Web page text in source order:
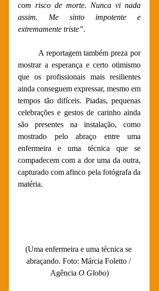
com risco de morte. Nunca vi nada
assim. Me sinto impotente e
extremamente triste”.
A reportagem também preza por
mostrar a esperança e certo otimismo
que os profissionais mais resilientes
ainda conseguem expressar, mesmo em
tempos tão difíceis. Piadas, pequenas
celebrações e gestos de carinho ainda
são presentes na instalação, como
mostrado pelo abraço entre uma
enfermeira e uma técnica que se
compadecem com a dor uma da outra,
capturado com afinco pela fotógrafa da
matéria.
(Uma enfermeira e uma técnica se
abraçando. Foto: Márcia Foletto /
Agência O Globo)